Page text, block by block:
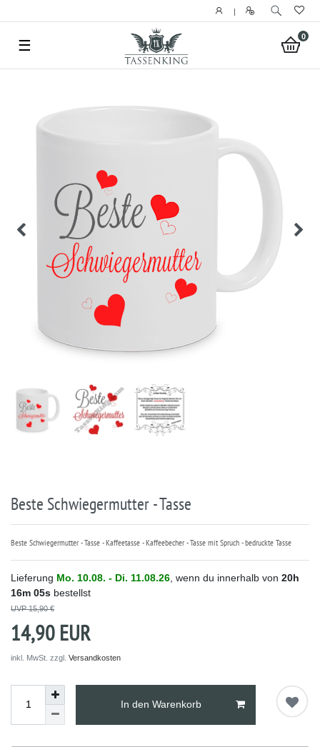
|
0
☰
Beste Schwiegermutter - Tasse
Beste Schwiegermutter - Tasse - Kaffeetasse - Kaffeebecher - Tasse mit Spruch - bedruckte Tasse
Lieferung Mo. 10.08. - Di. 11.08.26 , wenn du innerhalb von 20h
16m 05s bestellst
UVP 15,90 €
14,90 EUR
inkl. MwSt. zzgl. Versandkosten
In den Warenkorb